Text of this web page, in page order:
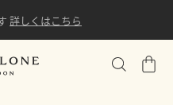
詳しくはこちら
シ